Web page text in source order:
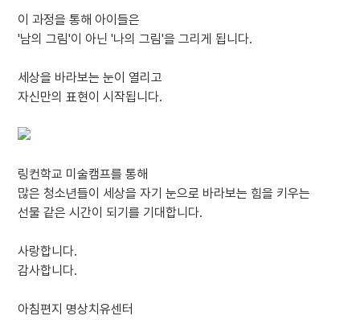
이 과정을 통해 아이들은
'남의 그림'이 아닌 '나의 그림'을 그리게 됩니다.
세상을 바라보는 눈이 열리고
자신만의 표현이 시작됩니다.
링컨학교 미술캠프를 통해
많은 청소년들이 세상을 자기 눈으로 바라보는 힘을 키우는
선물 같은 시간이 되기를 기대합니다.
사랑합니다.
감사합니다.
아침편지 명상치유센터